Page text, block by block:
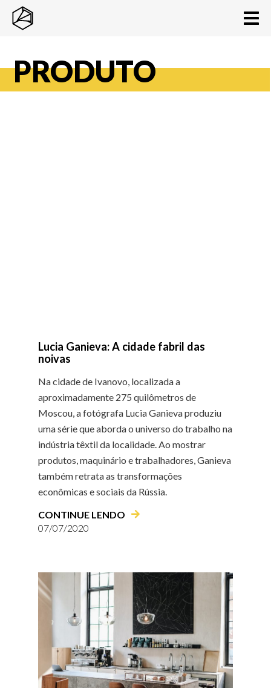
PRODUTO
Lucia Ganieva: A cidade fabril das
noivas
Na cidade de Ivanovo, localizada a
aproximadamente 275 quilômetros de
Moscou, a fotógrafa Lucia Ganieva produziu
uma série que aborda o universo do trabalho na
indústria têxtil da localidade. Ao mostrar
produtos, maquinário e trabalhadores, Ganieva
também retrata as transformações
econômicas e sociais da Rússia.
07/07/2020
CONTINUE LENDO